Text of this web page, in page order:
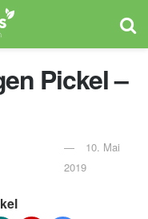
Pickel –
10. Mai
2019